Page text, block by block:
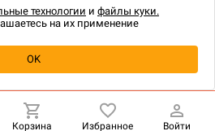
о наличии
Корзина Избранное Войти
технологии и файлы куки.
на их применение
OK